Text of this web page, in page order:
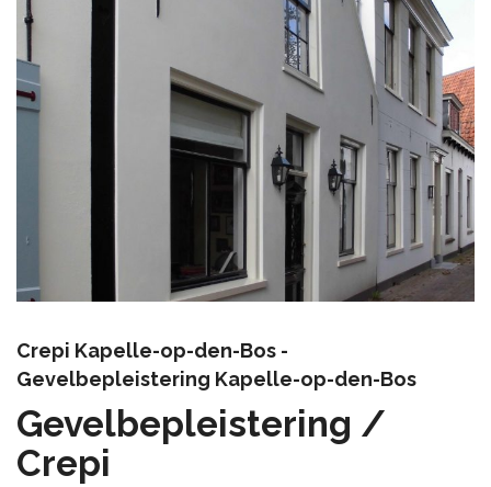
Crepi Kapelle-op-den-Bos -
Gevelbepleistering Kapelle-op-den-Bos
Gevelbepleistering /
Crepi